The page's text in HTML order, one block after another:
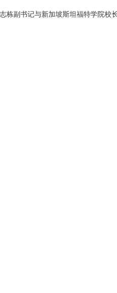
栋副书记与新加坡斯坦福特学院校